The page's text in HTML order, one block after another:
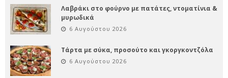
Λαβράκι στο φούρνο με πατάτες, ντοματίνια &
μυρωδικά
6 Αυγούστου 2026
Τάρτα με σύκα, προσούτο και γκοργκοντζόλα
6 Αυγούστου 2026